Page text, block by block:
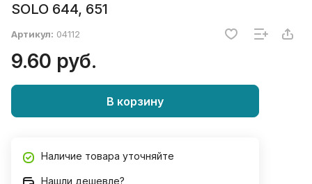
SOLO 644, 651
Артикул: 04112
9.60 руб.
В корзину
Наличие товара уточняйте
Нашли дешевле?